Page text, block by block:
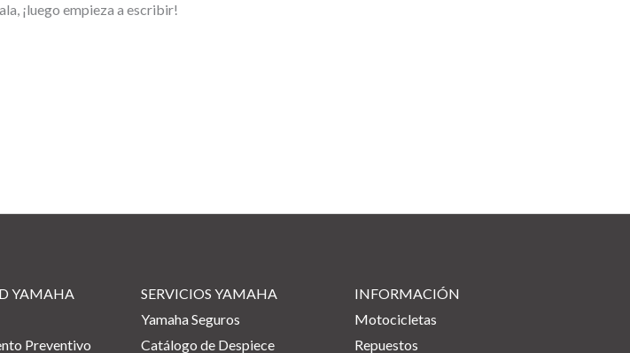
¡luego empieza a escribir!
YAMAHA
Preventivo
SERVICIOS YAMAHA
Yamaha Seguros
Catálogo de Despiece
INFORMACIÓN
Motocicletas
Repuestos